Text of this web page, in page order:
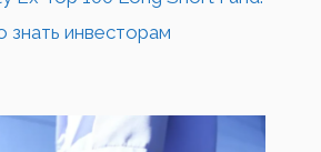
знать инвесторам